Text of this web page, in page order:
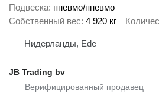
Подвеска пневмо/пневмо
Собственный вес 4 920 кг
Нидерланды, Ede
JB Trading bv